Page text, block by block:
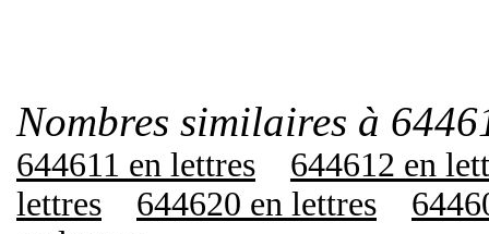
Nombres similaires à
644611 en lettres
644612 en
lettres
644620 en lettres